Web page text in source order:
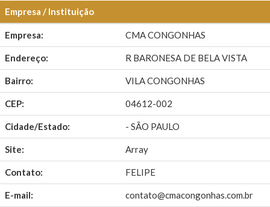
Empresa / Instituição
Empresa: CMA CONGONHAS
Endereço: R BARONESA DE BELA VISTA
Bairro: VILA CONGONHAS
CEP: 04612-002
Cidade/Estado: - SÃO PAULO
Site: Array
Contato: FELIPE
E-mail: contato@cmacongonhas.com.br